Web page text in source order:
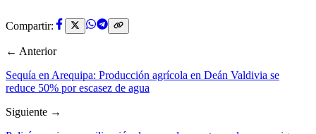
Compartir:
← Anterior
Sequía en Arequipa: Producción agrícola en Deán Valdivia se
reduce 50% por escasez de agua
Siguiente →